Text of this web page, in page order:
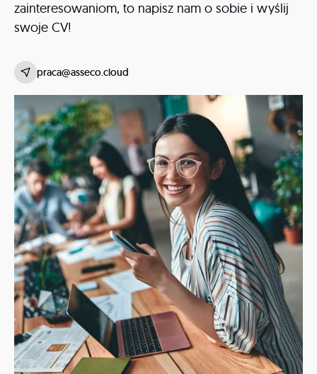
zainteresowaniom, to napisz nam o sobie i wyślij
swoje CV!
praca@asseco.cloud